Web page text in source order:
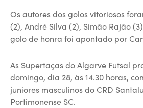
Os autores dos golos vitoriosos
(2), André Silva (2), Simão Rajão
golo de honra foi apontado por
As Supertaças do Algarve Futsal
domingo, dia 28, às 14.30 horas,
juniores masculinos do CRD
Portimonense SC.